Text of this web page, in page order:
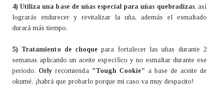
4) Utiliza una base de uñas especial para uñas quebradizas, así
lograrás endurecer y revitalizar la uña, además el esmaltado
durará más tiempo.
5) Tratamiento de choque para fortalecer las uñas durante 2
semanas aplicando un aceite específico y no esmaltar durante ese
periodo. Orly recomienda "Tough Cookie" a base de aceite de
okumé, ¡habrá que probarlo porque mi caso va muy despacito!